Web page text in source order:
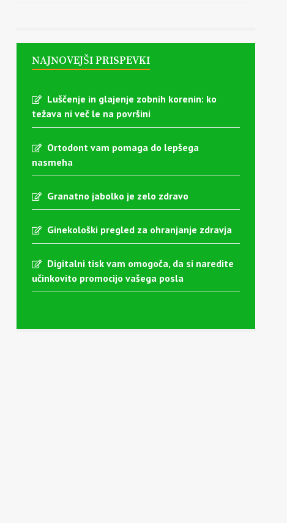
NAJNOVEJŠI PRISPEVKI
Luščenje in glajenje zobnih korenin: ko
težava ni več le na površini
Ortodont vam pomaga do lepšega
nasmeha
Granatno jabolko je zelo zdravo
Ginekološki pregled za ohranjanje zdravja
Digitalni tisk vam omogoča, da si naredite
učinkovito promocijo vašega posla